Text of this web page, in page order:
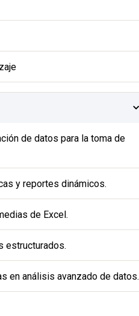
de datos para la toma de
y reportes dinámicos.
de Excel.
estructurados.
en análisis avanzado de datos.